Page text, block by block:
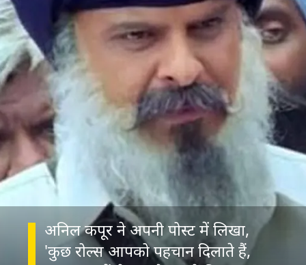
अनिल कपूर ने अपनी पोस्ट में लिखा,
'कुछ रोल्स आपको पहचान दिलाते हैं,